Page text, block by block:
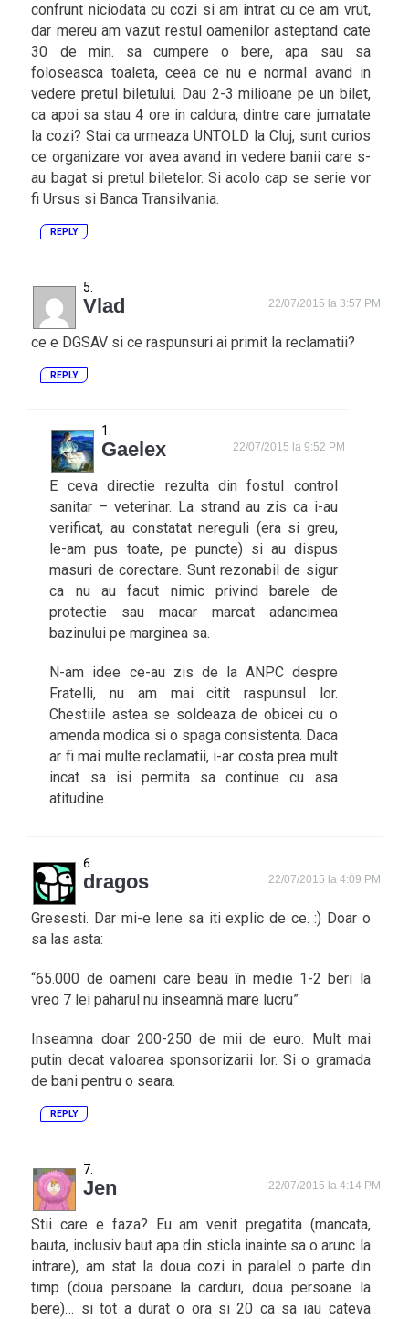
confrunt niciodata cu cozi si am intrat cu ce am vrut,
dar mereu am vazut restul oamenilor asteptand cate
30 de min. sa cumpere o bere, apa sau sa
foloseasca toaleta, ceea ce nu e normal avand in
vedere pretul biletului. Dau 2-3 milioane pe un bilet,
ca apoi sa stau 4 ore in caldura, dintre care jumatate
la cozi? Stai ca urmeaza UNTOLD la Cluj, sunt curios
ce organizare vor avea avand in vedere banii care s-
au bagat si pretul biletelor. Si acolo cap se serie vor
fi Ursus si Banca Transilvania.
REPLY
Vlad 22/07/2015 la 3:57 PM
ce e DGSAV si ce raspunsuri ai primit la reclamatii?
REPLY
Gaelex 22/07/2015 la 9:52 PM
E ceva directie rezulta din fostul control
sanitar – veterinar. La strand au zis ca i-au
verificat, au constatat nereguli (era si greu,
le-am pus toate, pe puncte) si au dispus
masuri de corectare. Sunt rezonabil de sigur
ca nu au facut nimic privind barele de
protectie sau macar marcat adancimea
bazinului pe marginea sa.
N-am idee ce-au zis de la ANPC despre
Fratelli, nu am mai citit raspunsul lor.
Chestiile astea se soldeaza de obicei cu o
amenda modica si o spaga consistenta. Daca
ar fi mai multe reclamatii, i-ar costa prea mult
incat sa isi permita sa continue cu asa
atitudine.
dragos 22/07/2015 la 4:09 PM
Gresesti. Dar mi-e lene sa iti explic de ce. :) Doar o
sa las asta:
“65.000 de oameni care beau în medie 1-2 beri la
vreo 7 lei paharul nu înseamnă mare lucru”
Inseamna doar 200-250 de mii de euro. Mult mai
putin decat valoarea sponsorizarii lor. Si o gramada
de bani pentru o seara.
REPLY
Jen 22/07/2015 la 4:14 PM
Stii care e faza? Eu am venit pregatita (mancata,
bauta, inclusiv baut apa din sticla inainte sa o arunc la
intrare), am stat la doua cozi in paralel o parte din
timp (doua persoane la carduri, doua persoane la
bere)… si tot a durat o ora si 20 ca sa iau cateva